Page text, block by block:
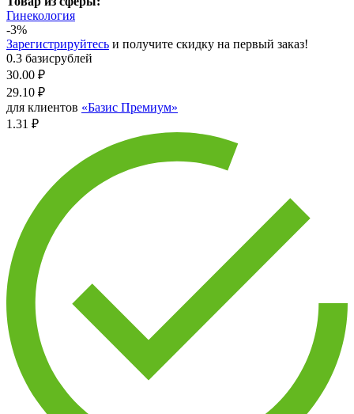
Гинекология
-3%
Зарегистрируйтесь и получите скидку на первый заказ!
0.3 базисрублей
30.00 ₽
29.10 ₽
для клиентов «Базис Премиум»
1.31 ₽